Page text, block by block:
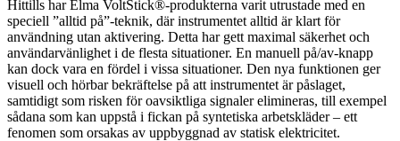
Hittills har Elma VoltStick®-produkterna varit utrustade med en
speciell ”alltid på”-teknik, där instrumentet alltid är klart för
användning utan aktivering. Detta har gett maximal säkerhet och
användarvänlighet i de flesta situationer. En manuell på/av-knapp
kan dock vara en fördel i vissa situationer. Den nya funktionen ger
visuell och hörbar bekräftelse på att instrumentet är påslaget,
samtidigt som risken för oavsiktliga signaler elimineras, till exempel
sådana som kan uppstå i fickan på syntetiska arbetskläder – ett
fenomen som orsakas av uppbyggnad av statisk elektricitet.